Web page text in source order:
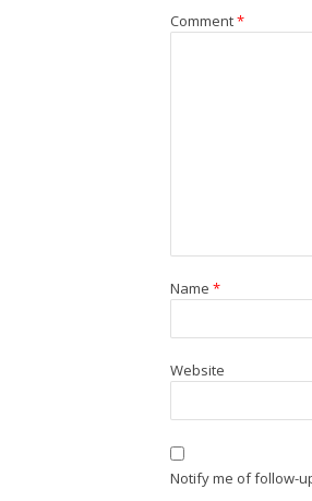
Comment*
Name *
Website
Notify me of follow-